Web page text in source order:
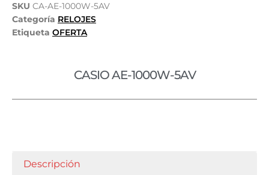
SKU CA-AE-1000W-5AV
Categoría RELOJES
Etiqueta OFERTA
CASIO AE-1000W-5AV
Descripción